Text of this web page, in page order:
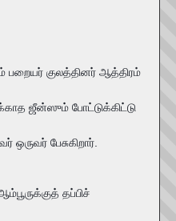
குலத்தினர் ஆத்திரம்
ஜீன்ஸும் போட்டுக்கிட்டு
பேசுகிறார்.
தப்பிச்